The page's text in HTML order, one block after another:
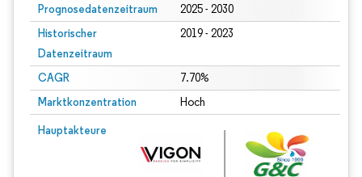
Prognosedatenzeitraum 2025 - 2030
Historischer
Datenzeitraum
2019 - 2023
CAGR 7.70%
Marktkonzentration Hoch
Hauptakteure